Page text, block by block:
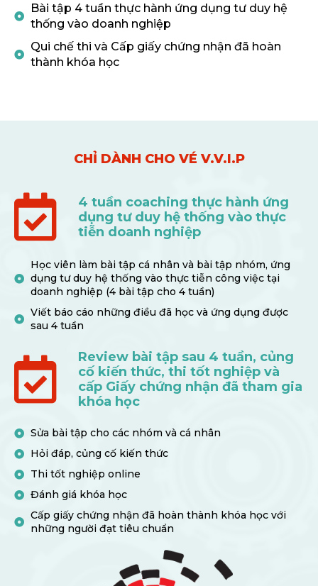
Bài tập 4 tuần thực hành ứng dụng tư duy hệ
thống vào doanh nghiệp
Qui chế thi và Cấp giấy chứng nhận đã hoàn
thành khóa học
CHỈ DÀNH CHO VÉ V.V.I.P
4 tuần coaching thực hành ứng
dụng tư duy hệ thống vào thực
tiễn doanh nghiệp​
Học viên làm bài tập cá nhân và bài tập nhóm, ứng
dụng tư duy hệ thống vào thực tiễn công việc tại
doanh nghiệp (4 bài tập cho 4 tuần)
Viết báo cáo những điều đã học và ứng dụng được
sau 4 tuần
Review bài tập sau 4 tuần, củng
cố kiến thức, thi tốt nghiệp và
cấp Giấy chứng nhận đã tham gia
khóa học
Sửa bài tập cho các nhóm và cá nhân
Hỏi đáp, củng cố kiến thức
Thi tốt nghiệp online
Đánh giá khóa học
Cấp giấy chứng nhận đã hoàn thành khóa học với
những người đạt tiêu chuẩn